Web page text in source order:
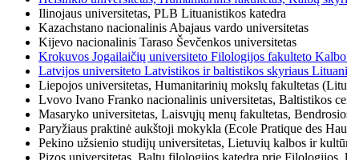
Ilinojaus universitetas, PLB Lituanistikos katedra
Kazachstano nacionalinis Abajaus vardo universitetas
Kijevo nacionalinis Taraso Ševčenkos universitetas
Krokuvos Jogailaičių universiteto Filologijos fakulteto
Latvijos universiteto Latvistikos ir baltistikos skyriaus
Liepojos universitetas, Humanitarinių mokslų fakultetas
Lvovo Ivano Franko nacionalinis universitetas, Baltistikos
Masaryko universitetas, Laisvųjų menų fakultetas,
Paryžiaus praktinė aukštoji mokykla (Ecole Pratique des
Pekino užsienio studijų universitetas, Lietuvių kalbos ir
Pizos universitetas, Baltų filologijos katedra prie